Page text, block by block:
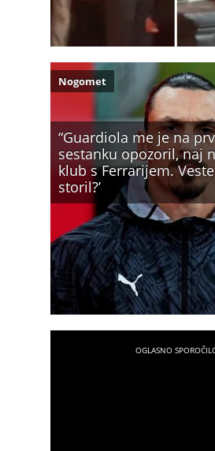
“Guardiola me je na
sestanku opozoril, naj
klub s Ferrarijem.
storil?’
Nogomet